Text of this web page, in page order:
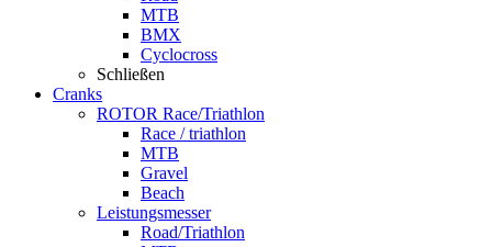
MTB
BMX
Cyclocross
Schließen
Cranks
ROTOR Race/Triathlon
Race / triathlon
MTB
Gravel
Beach
Leistungsmesser
Road/Triathlon